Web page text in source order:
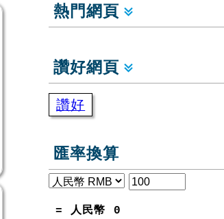
熱門網頁
讚好網頁
讚好
匯率換算
= 人民幣 0